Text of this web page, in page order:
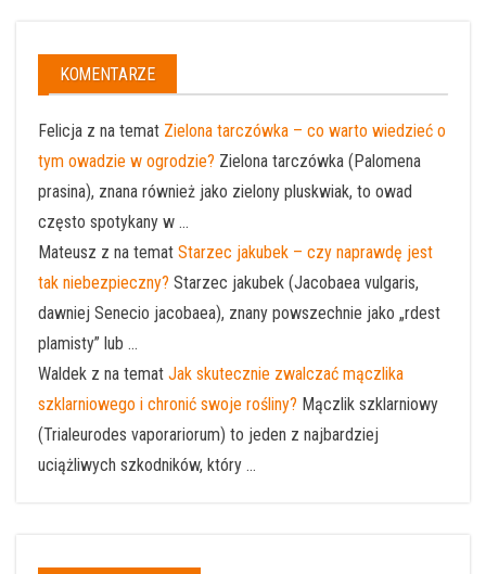
KOMENTARZE
Felicja z na temat Zielona tarczówka – co warto wiedzieć o
tym owadzie w ogrodzie? Zielona tarczówka (Palomena
prasina), znana również jako zielony pluskwiak, to owad
często spotykany w ...
Mateusz z na temat Starzec jakubek – czy naprawdę jest
tak niebezpieczny? Starzec jakubek (Jacobaea vulgaris,
dawniej Senecio jacobaea), znany powszechnie jako „rdest
plamisty” lub ...
Waldek z na temat Jak skutecznie zwalczać mączlika
szklarniowego i chronić swoje rośliny? Mączlik szklarniowy
(Trialeurodes vaporariorum) to jeden z najbardziej
uciążliwych szkodników, który ...